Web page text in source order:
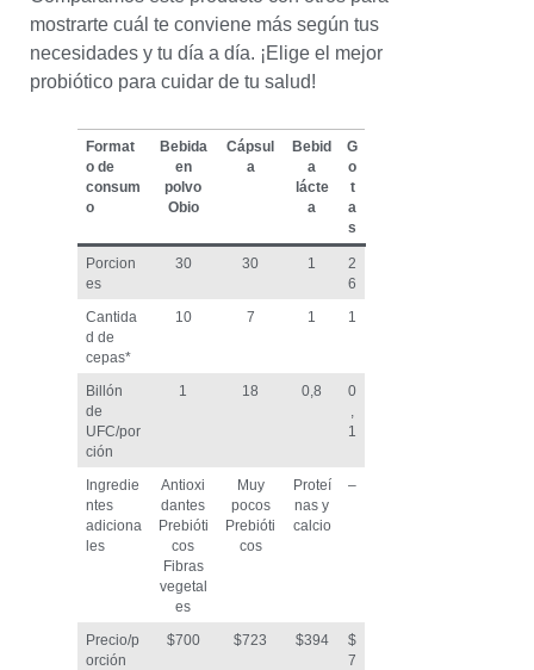
mostrarte cuál te conviene más según tus
necesidades y tu día a día. ¡Elige el mejor
probiótico para cuidar de tu salud!
Format
o de
consum
o
Bebida
en
polvo
Obio
Cápsul
a
Bebid
a
lácte
a
G
o
t
a
s
Porcion
es
30 30 1
2
6
Cantida
d de
cepas*
10 7 1 1
Billón
de
UFC/por
ción
1 18 0,8
0
1
Ingredie
ntes
adiciona
les
Antioxi
dantes
Prebióti
cos
Fibras
vegetal
es
Muy
pocos
Prebióti
cos
Proteí
nas y
calcio
–
Precio/p
orción
$700 $723 $394
$
7